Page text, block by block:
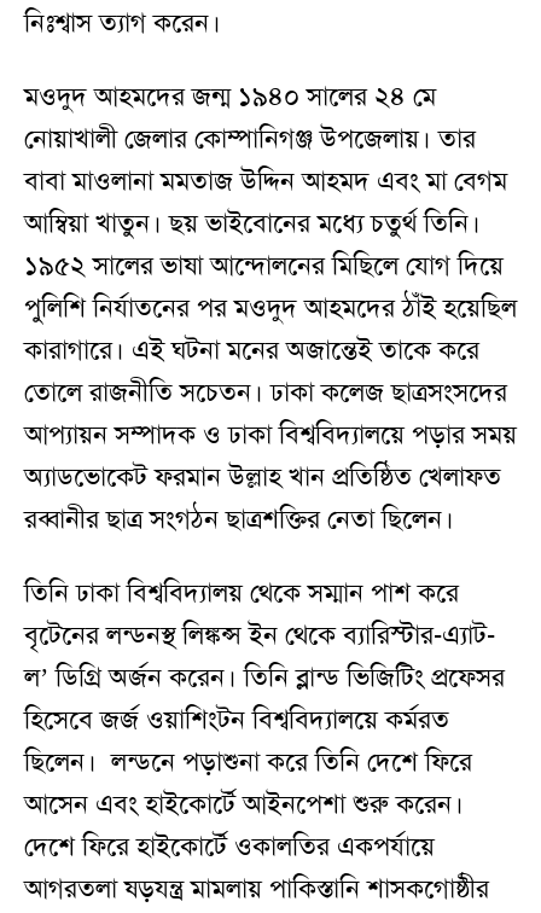
নিঃশ্বাস ত্যাগ করেন।
মওদুদ আহমদের জন্ম ১৯৪০ সালের ২৪ মে
নোয়াখালী জেলার কোম্পানিগঞ্জ উপজেলায়। তার
বাবা মাওলানা মমতাজ উদ্দিন আহমদ এবং মা বেগম
আম্বিয়া খাতুন। ছয় ভাইবোনের মধ্যে চতুর্থ তিনি।
১৯৫২ সালের ভাষা আন্দোলনের মিছিলে যোগ দিয়ে
পুলিশি নির্যাতনের পর মওদুদ আহমদের ঠাঁই হয়েছিল
কারাগারে। এই ঘটনা মনের অজান্তেই তাকে করে
তোলে রাজনীতি সচেতন। ঢাকা কলেজ ছাত্রসংসদের
আপ্যায়ন সম্পাদক ও ঢাকা বিশ্ববিদ্যালয়ে পড়ার সময়
অ্যাডভোকেট ফরমান উল্লাহ খান প্রতিষ্ঠিত খেলাফত
রব্বানীর ছাত্র সংগঠন ছাত্রশক্তির নেতা ছিলেন।
তিনি ঢাকা বিশ্ববিদ্যালয় থেকে সম্মান পাশ করে
বৃটেনের লন্ডনস্থ লিঙ্কন্স ইন থেকে ব্যারিস্টার-এ্যাট-
ল’ ডিগ্রি অর্জন করেন। তিনি ব্লান্ড ভিজিটিং প্রফেসর
হিসেবে জর্জ ওয়াশিংটন বিশ্ববিদ্যালয়ে কর্মরত
ছিলেন। লন্ডনে পড়াশুনা করে তিনি দেশে ফিরে
আসেন এবং হাইকোর্টে আইনপেশা শুরু করেন।
দেশে ফিরে হাইকোর্টে ওকালতির একপর্যায়ে
আগরতলা ষড়যন্ত্র মামলায় পাকিস্তানি শাসকগোষ্ঠীর